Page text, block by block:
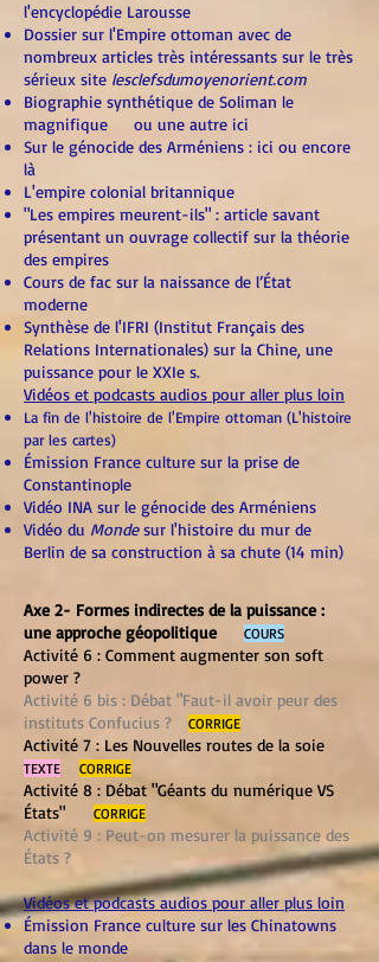
l'encyclopédie Larousse
Dossier sur l'Empire ottoman avec de
nombreux articles très intéressants sur le très
sérieux site lesclefsdumoyenorient.com
Biographie synthétique de Soliman le
magnifique
ou une autre ici
Sur le génocide des Arméniens : ici ou encore
là
L'empire colonial britannique
"Les empires meurent-ils" : article savant
présentant un ouvrage collectif sur la théorie
des empires
Cours de fac sur la naissance de l’État
moderne
Synthèse de l'IFRI (Institut Français des
Relations Internationales) sur la Chine, une
puissance pour le XXIe s.
Vidéos et podcasts audios pour aller plus loin
La fin de l'histoire de l'Empire ottoman (L'histoire
par les cartes)
Émission France culture sur la prise de
Constantinople
Vidéo INA sur le génocide des Arméniens
Vidéo du Mondesur l'histoire du mur de
Berlin de sa construction à sa chute (14 min)
​Axe 2- Formes indirectes de la puissance :
une approche géopolitique COURS
Activité 6 : Comment augmenter son soft
power ?
Activité 6 bis : Débat "Faut-il avoir peur des
instituts Confucius ?
CORRIGE
Activité 7 : Les Nouvelles routes de la soie
TEXTE CORRIGE
Activité 8 : Débat "Géants du numérique VS
États"
CORRIGE
Activité 9 : Peut-on mesurer la puissance des
États ?
Vidéos et podcasts audios pour aller plus loin
Émission France culture sur les Chinatowns
dans le monde